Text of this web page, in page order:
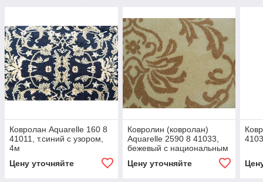
Ковролан Aquarelle 160 8
41011, т.синий с узором,
4м
Цену уточняйте
Ковролин (ковролан)
Aquarelle 2590 8 41033,
бежевый с национальным
Цену уточняйте